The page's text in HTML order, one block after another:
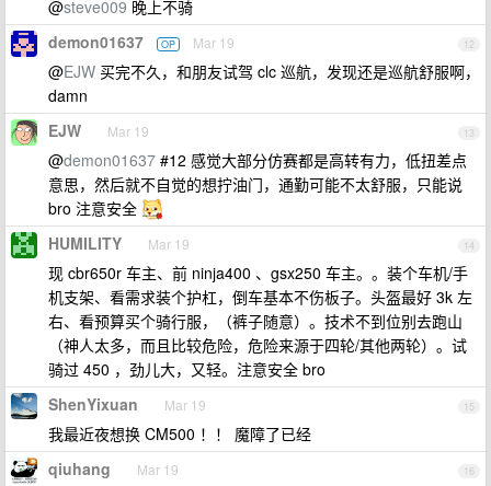
@steve009 晚上不骑
12
demon01637 OP Mar 19
@EJW 买完不久，和朋友试驾 clc 巡航，发现还是巡航舒服啊，
damn
13
EJW Mar 19
@demon01637 #12 感觉大部分仿赛都是高转有力，低扭差点
意思，然后就不自觉的想拧油门，通勤可能不太舒服，只能说
bro 注意安全
14
HUMILITY Mar 19
现 cbr650r 车主、前 ninja400 、gsx250 车主。。装个车机/手
机支架、看需求装个护杠，倒车基本不伤板子。头盔最好 3k 左
右、看预算买个骑行服，（裤子随意）。技术不到位别去跑山
（神人太多，而且比较危险，危险来源于四轮/其他两轮）。试
骑过 450 ，劲儿大，又轻。注意安全 bro
15
ShenYixuan Mar 19
我最近夜想换 CM500 ！！ 魔障了已经
16
qiuhang Mar 19